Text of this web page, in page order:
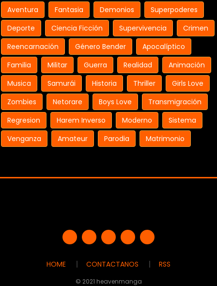
Aventura
Fantasia Demonios
Superpoderes
Deporte
Ciencia Ficción Supervivencia
Crimen
Reencarnación
Género Bender
Apocalíptico
Familia
Militar Guerra Realidad
Animación
Musica
Samurái Historia Thriller
Girls Love
Zombies
Netorare Boys Love
Transmigración
Regresion
Harem Inverso Moderno
Sistema
Venganza
Amateur Parodia Matrimonio
HOME CONTACTANOS RSS
© 2021 heavenmanga